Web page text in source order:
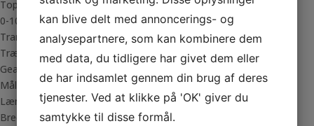
Topfart: 180 km/t
0-100 km/t: 6,6 sek.
Transmission
Trækhjul: Baghjul
Gear: Auto
Mål
Længde: 496 cm
Bredde: 186 cm
kan blive delt med annoncerings- og
analysepartnere, som kan kombinere dem
med data, du tidligere har givet dem eller
de har indsamlet gennem din brug af deres
tjenester. Ved at klikke på 'OK' giver du
samtykke til disse formål.